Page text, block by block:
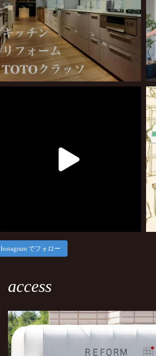
Instagram でフォロー
access